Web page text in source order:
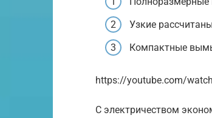
Узкие
Компактные
https://youtube.com/
С электричеством